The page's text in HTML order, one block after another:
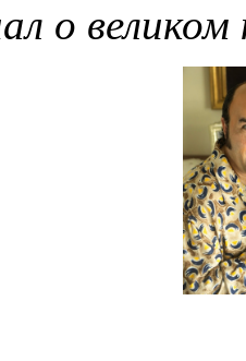
о великом